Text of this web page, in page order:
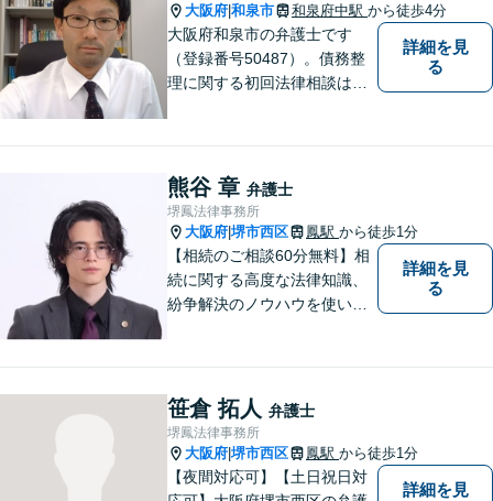
大阪府 和泉市 和泉府中駅 から徒歩4分
大阪府和泉市の弁護士です
（登録番号50487）。債務整
理に関する初回法律相談は無
詳細を見
る
熊谷 章 弁護士
堺鳳法律事務所
大阪府 堺市西区 鳳駅 から徒歩1分
【相続のご相談60分無料】相
続に関する高度な法律知識、
紛争解決のノウハウを使い、
確かつスピーディーに進め、
ご相談様にとって最適なご提
案ができるよう努めます。
詳細を見
る
笹倉 拓人 弁護士
堺鳳法律事務所
大阪府 堺市西区 鳳駅 から徒歩1分
【夜間対応可】【土日祝日対
詳細を見